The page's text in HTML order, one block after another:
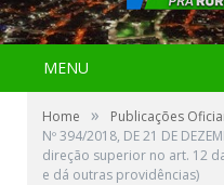
MENU
Home » Publicações
Nº 394/2018, DE 21 DE
direção superior no art. 12
e dá outras providências)